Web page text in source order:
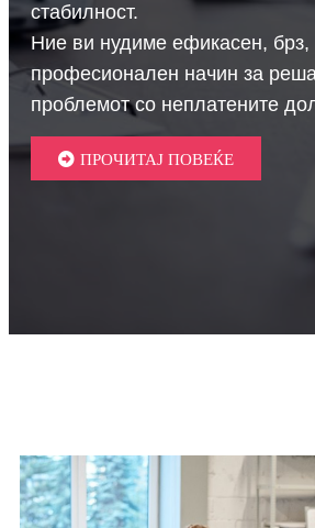
стабилност.
Ние ви нудиме ефикасен, брз,
професионален начин за
проблемот со неплатените
ПРОЧИТАЈ ПОВЕЌЕ